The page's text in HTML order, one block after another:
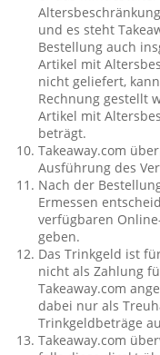
und es steht
Bestellung auch
Artikel mit
nicht geliefert,
Rechnung gestellt
Artikel mit
beträgt.
Takeaway.com
Ausführung des
Nach der
Ermessen
verfügbaren
geben.
Das Trinkgeld ist
nicht als Zahlung
Takeaway.com
dabei nur als
Trinkgeldbeträge
Takeaway.com